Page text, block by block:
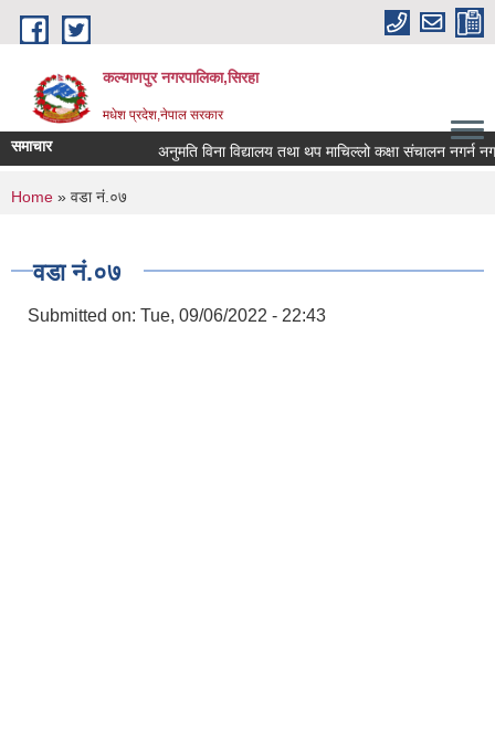
Skip to main content
कल्याणपुर नगरपालिका,सिरहा
मधेश प्रदेश,नेपाल सरकार
समाचार अनुमति विना विद्यालय तथा थप माचिल्लो कक्षा संचालन नगर्न
You are here
Home » वडा नं.०७
वडा नं.०७
Submitted on: Tue, 09/06/2022 - 22:43